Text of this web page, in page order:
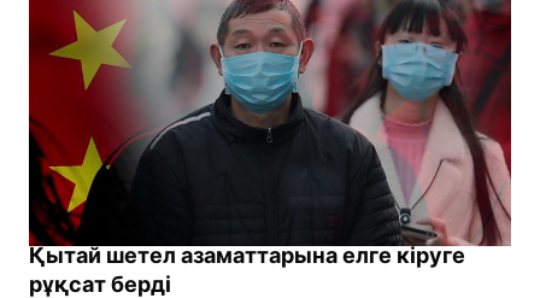
Қытай шетел азаматтарына елге кіруге
рұқсат берді